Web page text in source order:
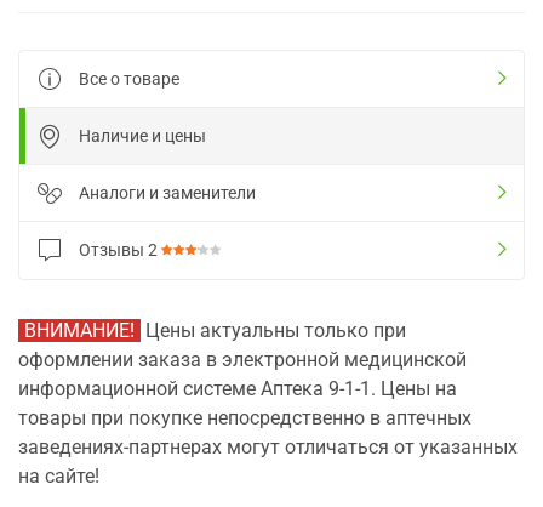
Все о товаре
Наличие и цены
Аналоги и заменители
Отзывы 2
ВНИМАНИЕ! Цены актуальны только при
оформлении заказа в электронной медицинской
информационной системе Аптека 9-1-1. Цены на
товары при покупке непосредственно в аптечных
заведениях-партнерах могут отличаться от указанных
на сайте!